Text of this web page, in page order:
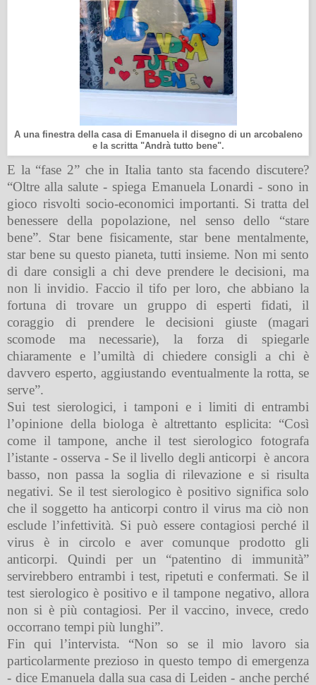
A una finestra della casa di Emanuela il disegno di un arcobaleno
e la scritta "Andrà tutto bene".
E la “fase 2” che in Italia tanto sta facendo discutere?
“Oltre alla salute - spiega Emanuela Lonardi - sono in
gioco risvolti socio-economici importanti. Si tratta del
benessere della popolazione, nel senso dello “stare
bene”. Star bene fisicamente, star bene mentalmente,
star bene su questo pianeta, tutti insieme. Non mi sento
di dare consigli a chi deve prendere le decisioni, ma
non li invidio. Faccio il tifo per loro, che abbiano la
fortuna di trovare un gruppo di esperti fidati, il
coraggio di prendere le decisioni giuste (magari
scomode ma necessarie), la forza di spiegarle
chiaramente e l’umiltà di chiedere consigli a chi è
davvero esperto, aggiustando eventualmente la rotta, se
serve”.
Sui test sierologici, i tamponi e i limiti di entrambi
l’opinione della biologa è altrettanto esplicita: “Così
come il tampone, anche il test sierologico fotografa
l’istante - osserva - Se il livello degli anticorpi è ancora
basso, non passa la soglia di rilevazione e si risulta
negativi. Se il test sierologico è positivo significa solo
che il soggetto ha anticorpi contro il virus ma ciò non
esclude l’infettività. Si può essere contagiosi perché il
virus è in circolo e aver comunque prodotto gli
anticorpi. Quindi per un “patentino di immunità”
servirebbero entrambi i test, ripetuti e confermati. Se il
test sierologico è positivo e il tampone negativo, allora
non si è più contagiosi. Per il vaccino, invece, credo
occorrano tempi più lunghi”.
Fin qui l’intervista. “Non so se il mio lavoro sia
particolarmente prezioso in questo tempo di emergenza
- dice Emanuela dalla sua casa di Leiden - anche perché